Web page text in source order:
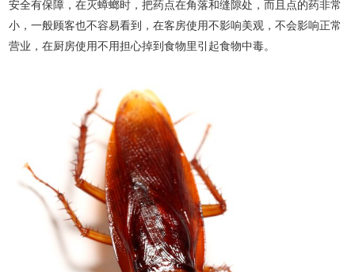
安全有保障，在灭蟑螂时，把药点在角落和缝隙处，而且点的药非常
小，一般顾客也不容易看到，在客房使用不影响美观，不会影响正常
营业，在厨房使用不用担心掉到食物里引起食物中毒。